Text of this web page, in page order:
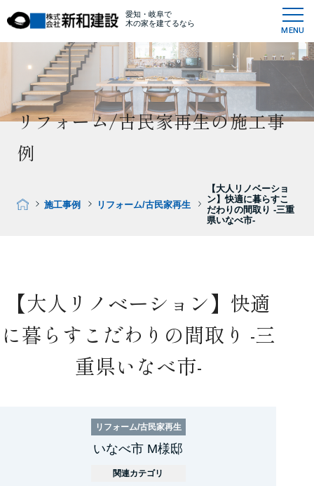
愛知・岐阜で
木の家を建てるなら
MENU
リフォーム/古民家再生の施工事
例
施工事例 リフォーム/古民家再生
【大人リノベーショ
ン】快適に暮らすこ
だわりの間取り -三重
県いなべ市-
【大人リノベーション】快適
に暮らすこだわりの間取り -三
重県いなべ市-
リフォーム/古民家再生
いなべ市 M様邸
関連カテゴリ